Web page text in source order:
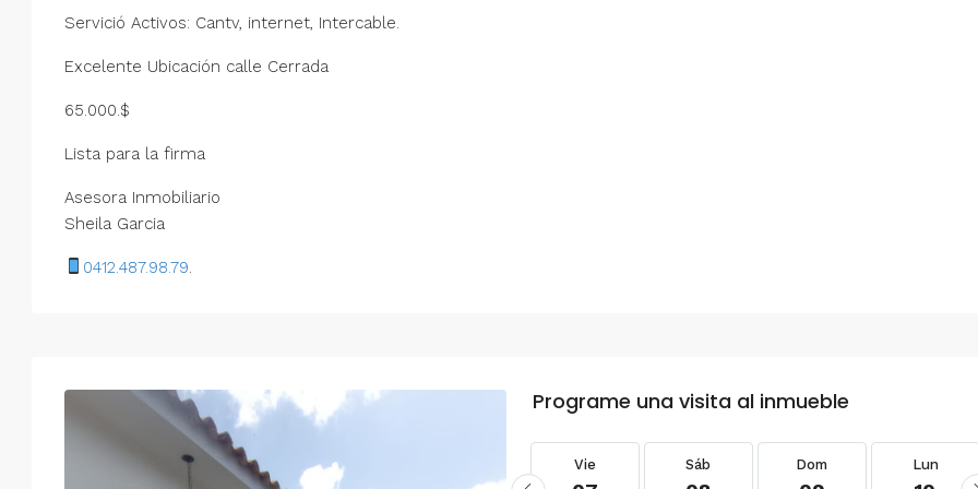
Servició Activos: Cantv, internet, Intercable.
Excelente Ubicación calle Cerrada
65.000.$
Lista para la firma
Asesora Inmobiliario
Sheila Garcia
0412.487.98.79.
Programe una visita al inmueble
Mié Vie Sáb Dom Lun